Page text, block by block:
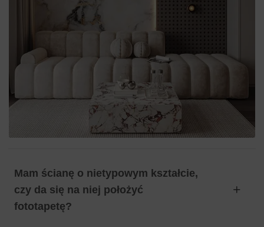
Mam ścianę o nietypowym kształcie,
czy da się na niej położyć
fototapetę?